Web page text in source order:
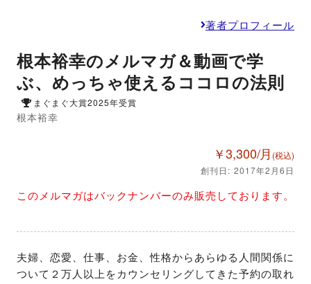
著者プロフィール
根本裕幸のメルマガ＆動画で学
ぶ、めっちゃ使えるココロの法則
まぐまぐ大賞2025年受賞
根本裕幸
￥3,300/月 (税込)
創刊日: 2017年2月6日
このメルマガはバックナンバーのみ販売しております。
夫婦、恋愛、仕事、お金、性格からあらゆる人間関係に
ついて２万人以上をカウンセリングしてきた予約の取れ